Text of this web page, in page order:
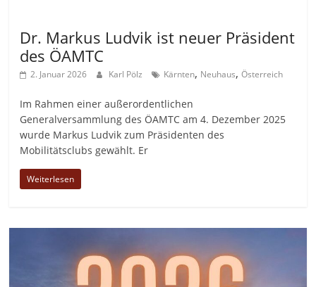
Dr. Markus Ludvik ist neuer Präsident
des ÖAMTC
2. Januar 2026 Karl Pölz Kärnten, Neuhaus,Österreich
Im Rahmen einer außerordentlichen
Generalversammlung des ÖAMTC am 4. Dezember 2025
wurde Markus Ludvik zum Präsidenten des
Mobilitätsclubs gewählt. Er
Weiterlesen